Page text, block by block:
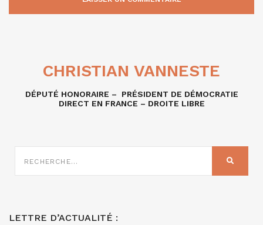
CHRISTIAN VANNESTE
DÉPUTÉ HONORAIRE – PRÉSIDENT DE DÉMOCRATIE
DIRECT EN FRANCE – DROITE LIBRE
RECHERCHE
SUR
LETTRE D’ACTUALITÉ :